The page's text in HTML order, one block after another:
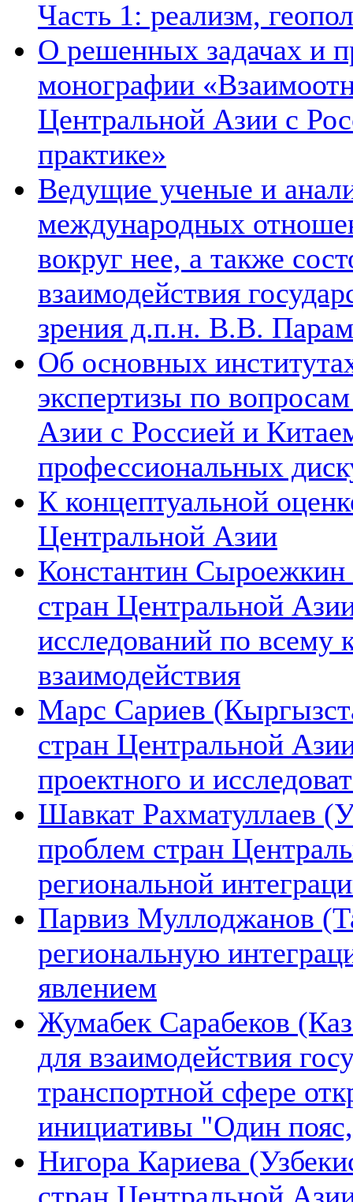
Часть 1: реализм,
О решенных задачах и
монографии
Центральной Азии с
практике»
Ведущие ученые и
международных
вокруг нее, а также
взаимодействия
зрения д.п.н. В.В.
Об основных
экспертизы по
Азии с Россией и
профессиональных
К концептуальной
Центральной Азии
Константин Сыроежкин
стран Центральной
исследований по всему
взаимодействия
Марс Сариев
стран Центральной
проектного и
Шавкат Рахматуллаев
проблем стран
региональной
Парвиз Муллоджанов
региональную
явлением
Жумабек Сарабеков
для взаимодействия
транспортной сфере
инициативы "Один
Нигора Кариева